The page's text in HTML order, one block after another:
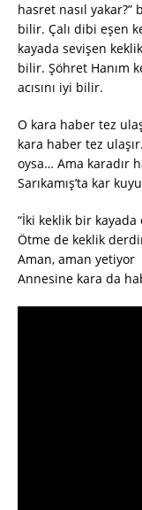
hasret nasıl
bilir. Çalı dibi eşen
kayada sevişen
bilir. Şöhret Hanım
acısını iyi bilir.
O kara haber tez
kara haber tez
oysa… Ama karadır
Sarıkamış’ta kar
“İki keklik bir kayada
Ötme de keklik
Aman, aman yetiyor
Annesine kara da